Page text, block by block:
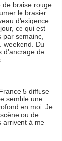
de braise rouge
le brasier.
d'exigence.
ce qui est
semaine,
weekend. Du
d'ancrage de
5 diffuse
semble une
en moi. Je
ou de
arrivent à me